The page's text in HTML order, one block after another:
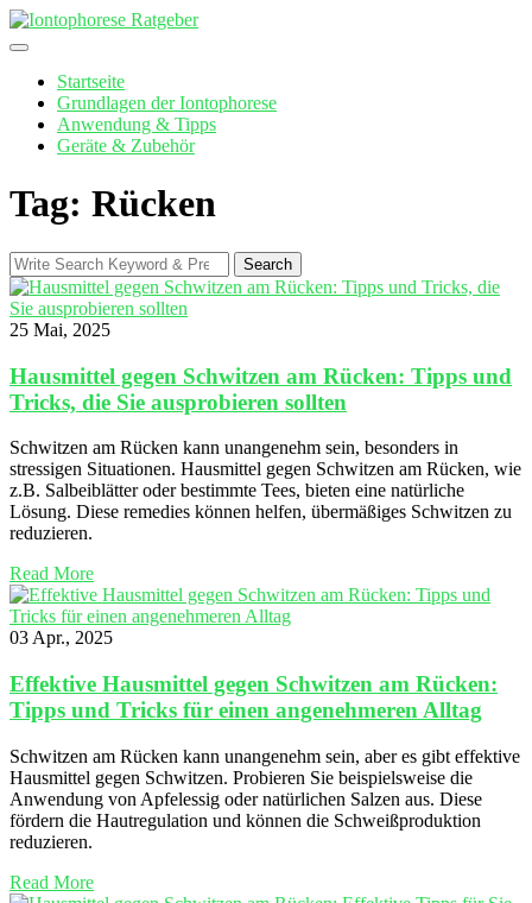
Skip
to
Startseite
Grundlagen der Iontophorese
Anwendung & Tipps
Geräte & Zubehör
Tag: Rücken
Search
for:
Search
25 Mai, 2025
Hausmittel gegen Schwitzen am Rücken: Tipps und
Tricks, die Sie ausprobieren sollten
Schwitzen am Rücken kann unangenehm sein, besonders in
stressigen Situationen. Hausmittel gegen Schwitzen am Rücken, wie
z.B. Salbeiblätter oder bestimmte Tees, bieten eine natürliche
Lösung. Diese remedies können helfen, übermäßiges Schwitzen zu
reduzieren.
Read More
03 Apr., 2025
Effektive Hausmittel gegen Schwitzen am Rücken:
Tipps und Tricks für einen angenehmeren Alltag
Schwitzen am Rücken kann unangenehm sein, aber es gibt effektive
Hausmittel gegen Schwitzen. Probieren Sie beispielsweise die
Anwendung von Apfelessig oder natürlichen Salzen aus. Diese
fördern die Hautregulation und können die Schweißproduktion
reduzieren.
Read More